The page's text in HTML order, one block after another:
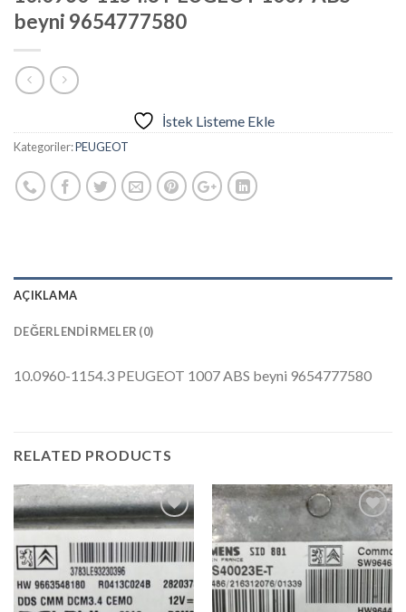
beyni 9654777580
İstek Listeme Ekle
Kategoriler:PEUGEOT
AÇIKLAMA
DEĞERLENDIRMELER (0)
10.0960-1154.3 PEUGEOT 1007 ABS beyni 9654777580
RELATED PRODUCTS
İstek
Ekle
İstek
Listeme